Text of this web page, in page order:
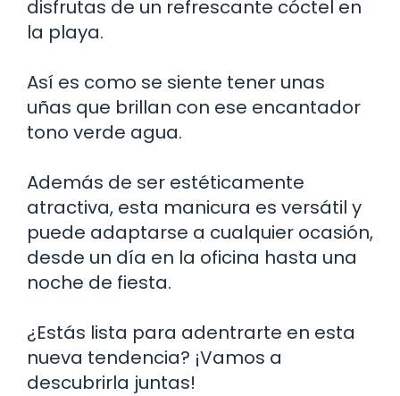
disfrutas de un refrescante cóctel en
la playa.
Así es como se siente tener unas
uñas que brillan con ese encantador
tono verde agua.
Además de ser estéticamente
atractiva, esta manicura es versátil y
puede adaptarse a cualquier ocasión,
desde un día en la oficina hasta una
noche de fiesta.
¿Estás lista para adentrarte en esta
nueva tendencia? ¡Vamos a
descubrirla juntas!